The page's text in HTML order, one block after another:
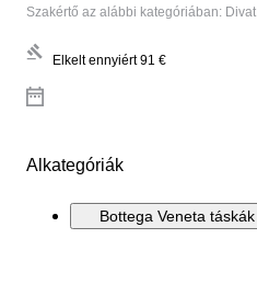
Szakértő az alábbi kategóriában: Divat
Elkelt ennyiért 91 €
Alkategóriák
Bottega Veneta táskák